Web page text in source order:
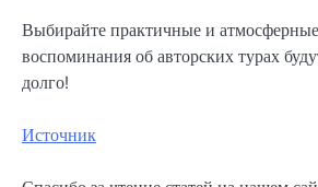
Выбирайте практичные и
воспоминания об авторских турах
долго!
Источник